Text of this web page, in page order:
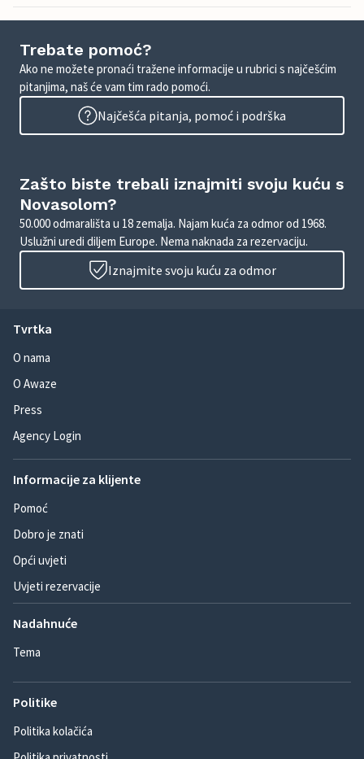
Trebate pomoć?
Ako ne možete pronaći tražene informacije u rubrici s najčešćim
pitanjima, naš će vam tim rado pomoći.
Najčešća pitanja, pomoć i podrška
Zašto biste trebali iznajmiti svoju kuću s
Novasolom?
50.000 odmarališta u 18 zemalja. Najam kuća za odmor od 1968.
Uslužni uredi diljem Europe. Nema naknada za rezervaciju.
Iznajmite svoju kuću za odmor
Tvrtka
O nama
O Awaze
Press
Agency Login
Informacije za klijente
Pomoć
Dobro je znati
Opći uvjeti
Uvjeti rezervacije
Nadahnuće
Tema
Politike
Politika kolačića